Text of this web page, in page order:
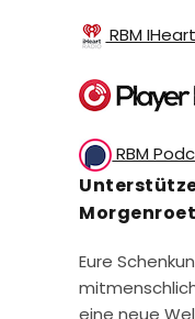
RBM IHeart
RBM
Eure
eine neue